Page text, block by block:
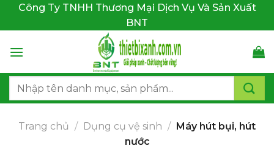
dung
Công Ty TNHH Thương Mại Dịch Vụ Và Sản Xuất
BNT
Tìm
Trang chủ / Dụng cụ vệ sinh / Máy hút bụi, hút
nước